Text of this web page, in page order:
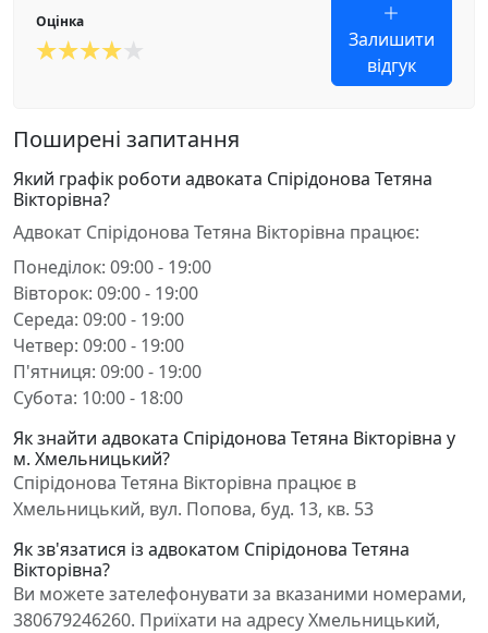
Оцінка
Залишити
відгук
Поширені запитання
Який графік роботи адвоката Спірідонова Тетяна
Вікторівна?
Адвокат Спірідонова Тетяна Вікторівна працює:
Понеділок: 09:00 - 19:00
Вівторок: 09:00 - 19:00
Середа: 09:00 - 19:00
Четвер: 09:00 - 19:00
П'ятниця: 09:00 - 19:00
Субота: 10:00 - 18:00
Як знайти адвоката Спірідонова Тетяна Вікторівна у
м. Хмельницький?
Спірідонова Тетяна Вікторівна працює в
Хмельницький, вул. Попова, буд. 13, кв. 53
Як зв'язатися із адвокатом Спірідонова Тетяна
Вікторівна?
Ви можете зателефонувати за вказаними номерами,
380679246260. Приїхати на адресу Хмельницький,